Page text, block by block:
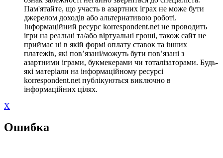
Пам'ятайте, що участь в азартних іграх не може бути
джерелом доходів або альтернативою роботі.
Інформаційний ресурс korrespondent.net не проводить
ігри на реальні та/або віртуальні гроші, також сайт не
приймає ні в якій формі оплату ставок та інших
платежів, які пов’язані/можуть бути пов’язані з
азартними іграми, букмекерами чи тоталізаторами. Будь-
які матеріали на інформаційному ресурсі
korrespondent.net публікуються виключно в
інформаційних цілях.
X
Ошибка